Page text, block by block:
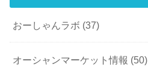
おーしゃんラボ (37)
オーシャンマーケット情報 (50)